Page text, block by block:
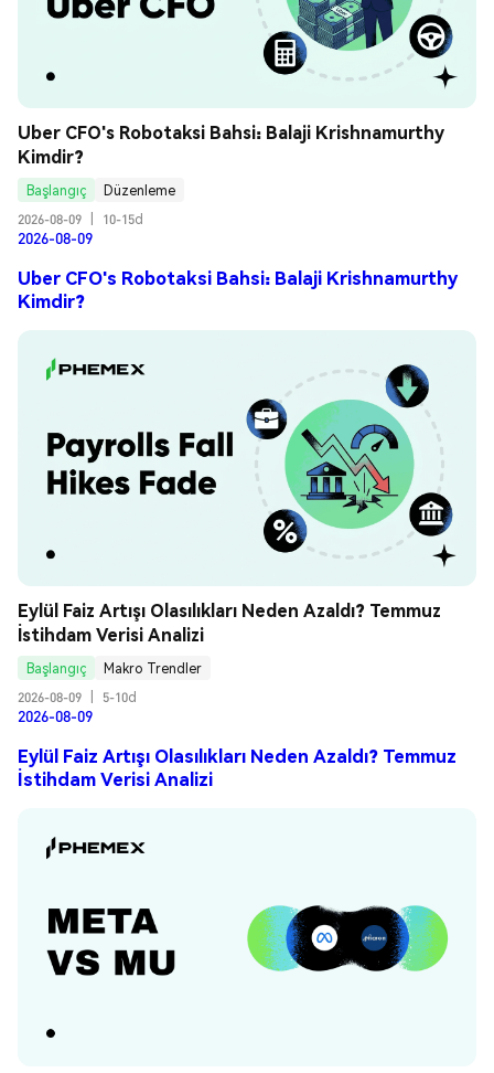
Uber CFO's Robotaksi Bahsi: Balaji Krishnamurthy
Kimdir?
Başlangıç
Düzenleme
2026-08-09
10-15d
2026-08-09
Uber CFO's Robotaksi Bahsi: Balaji Krishnamurthy
Kimdir?
Eylül Faiz Artışı Olasılıkları Neden Azaldı? Temmuz
İstihdam Verisi Analizi
Başlangıç
Makro Trendler
2026-08-09
5-10d
2026-08-09
Eylül Faiz Artışı Olasılıkları Neden Azaldı? Temmuz
İstihdam Verisi Analizi